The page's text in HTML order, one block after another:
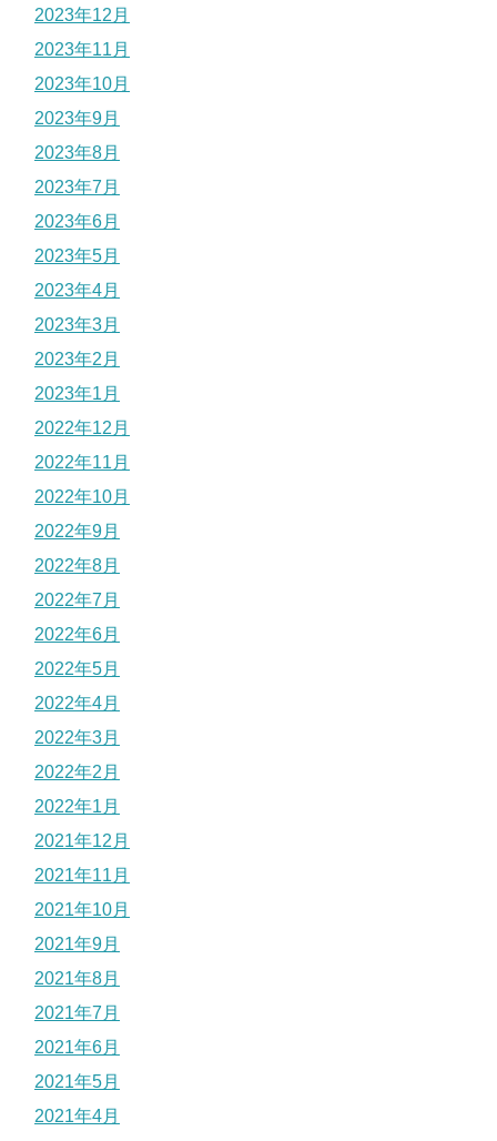
2023年12月
2023年11月
2023年10月
2023年9月
2023年8月
2023年7月
2023年6月
2023年5月
2023年4月
2023年3月
2023年2月
2023年1月
2022年12月
2022年11月
2022年10月
2022年9月
2022年8月
2022年7月
2022年6月
2022年5月
2022年4月
2022年3月
2022年2月
2022年1月
2021年12月
2021年11月
2021年10月
2021年9月
2021年8月
2021年7月
2021年6月
2021年5月
2021年4月